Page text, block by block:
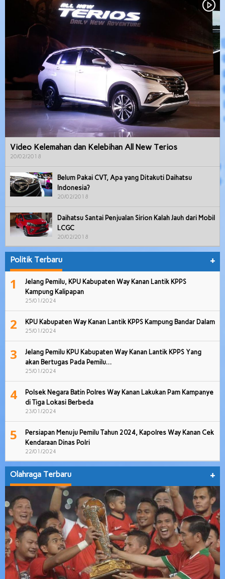
Video Kelemahan dan Kelebihan All New Terios
20/02/2018
Belum Pakai CVT, Apa yang Ditakuti Daihatsu
Indonesia?
20/02/2018
Daihatsu Santai Penjualan Sirion Kalah Jauh dari Mobil
LCGC
20/02/2018
Politik Terbaru +
1
Jelang Pemilu, KPU Kabupaten Way Kanan Lantik KPPS
Kampung Kalipapan
25/01/2024
2 KPU Kabupaten Way Kanan Lantik KPPS Kampung Bandar Dalam
25/01/2024
3
Jelang Pemilu KPU Kabupaten Way Kanan Lantik KPPS Yang
akan Bertugas Pada Pemilu…
25/01/2024
4
Polsek Negara Batin Polres Way Kanan Lakukan Pam Kampanye
di Tiga Lokasi Berbeda
23/01/2024
5
Persiapan Menuju Pemilu Tahun 2024, Kapolres Way Kanan Cek
Kendaraan Dinas Polri
22/01/2024
Olahraga Terbaru +